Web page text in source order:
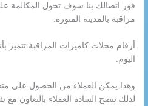
فور اتصالك بنا سوف تحول المكالمة
مراقبة بالمدينة المنورة.
اليوم.
وهذا يمكن العملاء من الحصول على
لذلك ننصح السادة العملاء بالتعاون